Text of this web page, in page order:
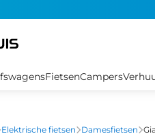
FietsenCampers
Elektrische fietsen Damesfietsen